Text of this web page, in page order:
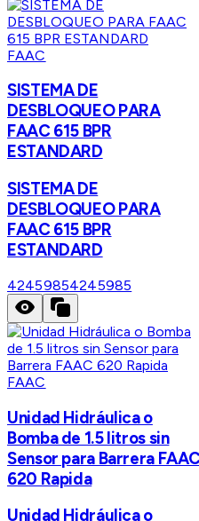
FAAC
SISTEMA DE
DESBLOQUEO PARA
FAAC 615 BPR
ESTANDARD
SISTEMA DE
DESBLOQUEO PARA
FAAC 615 BPR
ESTANDARD
42459854245985
FAAC
Unidad Hidráulica o
Bomba de 1.5 litros sin
Sensor para Barrera
620 Rapida
Unidad Hidráulica o